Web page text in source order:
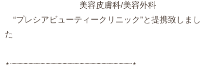
美容皮膚科/美容外科
“プレシアビューティークリニック”と提携致しまし
⋆┈┈┈┈┈┈┈┈┈┈┈┈┈┈┈┈┈┈┈┈┈┈┈┈┈⋆